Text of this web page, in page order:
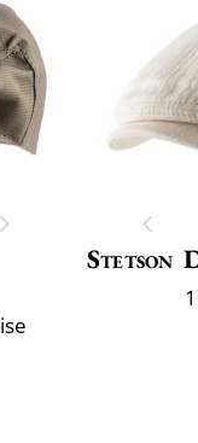
Stetson